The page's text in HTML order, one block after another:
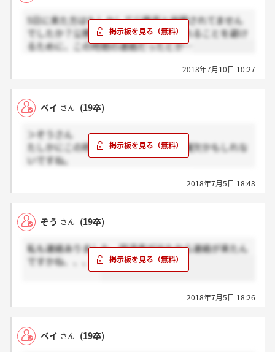
5日に来た方はもしかして公務員と併願されてません
でしたか？公務員結果発表後に辞退されることを避け
るために、この時期の連絡だったとか…
2018年7月10日 10:27
ベイ さん (19卒)
＞ぞうさん
たしかにこの時期だと辞退された方の補欠かもしれな
いですね。
2018年7月5日 18:48
ぞう さん (19卒)
私も連絡ありました。辞退者が出たから連絡が来たん
ですかね、、、？
2018年7月5日 18:26
ベイ さん (19卒)